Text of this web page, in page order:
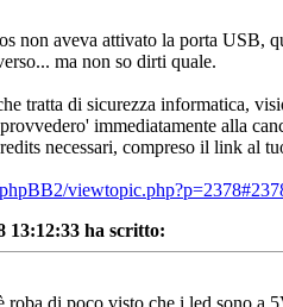
non aveva attivato la porta
ma non so dirti quale.
tratta di sicurezza informatica,
immediatamente alla
necessari, compreso il link al
13:12:33 ha scritto:
roba di poco visto che i led sono